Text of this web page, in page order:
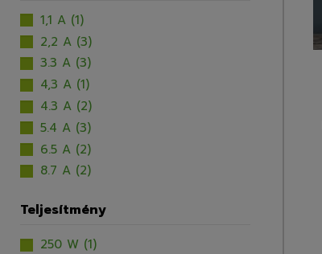
1,1 A (1)
2,2 A (3)
3.3 A (3)
4,3 A (1)
4.3 A (2)
5.4 A (3)
6.5 A (2)
8.7 A (2)
Teljesítmény
250 W (1)